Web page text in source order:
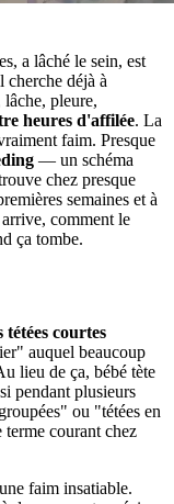
a lâché le sein, est
cherche déjà à
pleure,
heures d'affilée. La
faim. Presque
— un schéma
chez presque
semaines et à
comment le
ça tombe.
tétées courtes
auquel beaucoup
lieu de ça, bébé tète
pendant plusieurs
ou "tétées en
courant chez
faim insatiable.